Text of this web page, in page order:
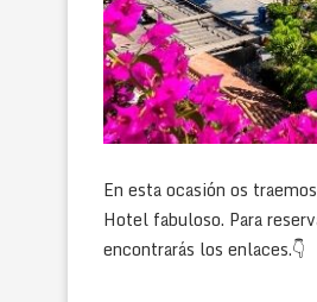
En esta ocasión os
Hotel fabuloso. Para
encontrarás los enlaces.👇